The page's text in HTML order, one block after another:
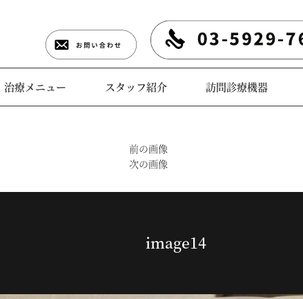
治療メニュー スタッフ紹介 訪問診療機器
前の画像
次の画像
image14